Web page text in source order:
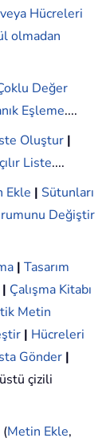
Hücreleri
olmadan
Değer
Eşleme....
Oluştur |
Liste....
Ekle | Sütunları
Değiştir
| Tasarım
| Çalışma Kitabı
Metin
| Hücreleri
Gönder |
çizili
(Metin Ekle,